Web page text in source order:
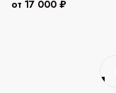
от 17 000 ₽